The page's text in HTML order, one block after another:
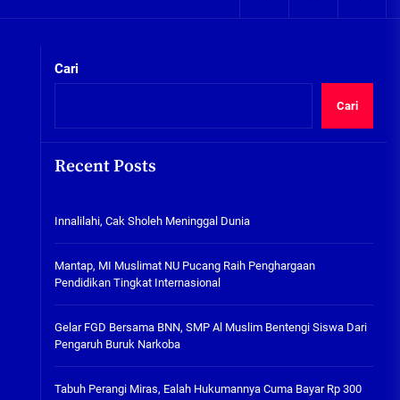
SDN Gilang II Tulangan
Mantap, MI Muslimat NU
Pucang Raih Penghargaan
Pendidikan Tingkat
Internasional
06/08/2026
Gelar FGD Bersama BNN, SMP Al
Muslim Bentengi Siswa Dari
05/08/2026
Integritas
Cari
Cari
Recent Posts
Innalilahi, Cak Sholeh Meninggal Dunia
Mantap, MI Muslimat NU Pucang Raih Penghargaan
Pendidikan Tingkat Internasional
Gelar FGD Bersama BNN, SMP Al Muslim Bentengi Siswa Dari
Pengaruh Buruk Narkoba
Tabuh Perangi Miras, Ealah Hukumannya Cuma Bayar Rp 300